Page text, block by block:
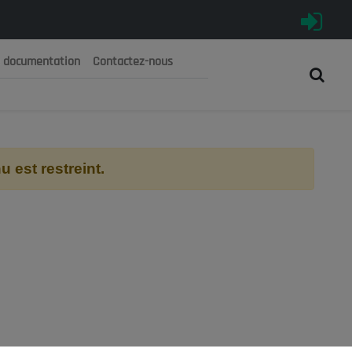
الجزائرية الديمقراطية الشعبية
documentation Contactez-nous
est restreint.